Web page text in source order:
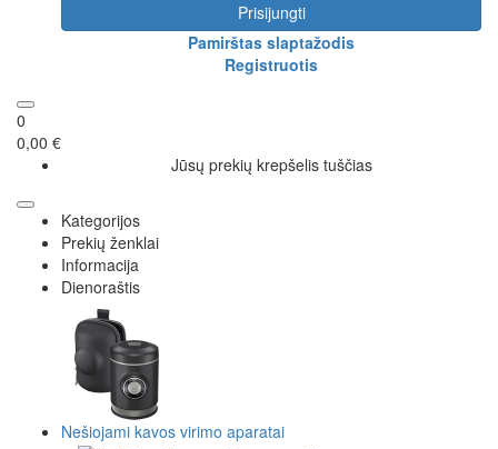
Prisijungti
Pamirštas slaptažodis
Registruotis
0
0,00 €
Jūsų prekių krepšelis tuščias
Kategorijos
Prekių ženklai
Informacija
Dienoraštis
Nešiojami kavos virimo aparatai